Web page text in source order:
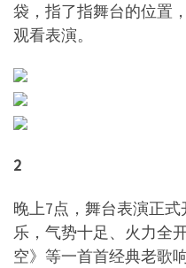
袋，指了指舞台的位置
观看表演。
2
晚上7点，舞台表演正
乐，气势十足、火力全
空》等一首首经典老歌